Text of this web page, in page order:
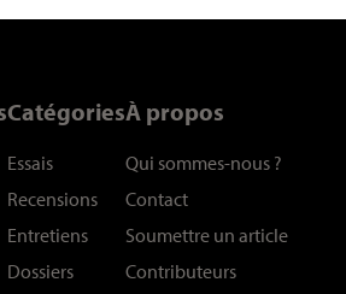
Catégories
Essais
Recensions
Entretiens
Dossiers
À propos
Qui sommes-nous ?
Contact
Soumettre un article
Contributeurs